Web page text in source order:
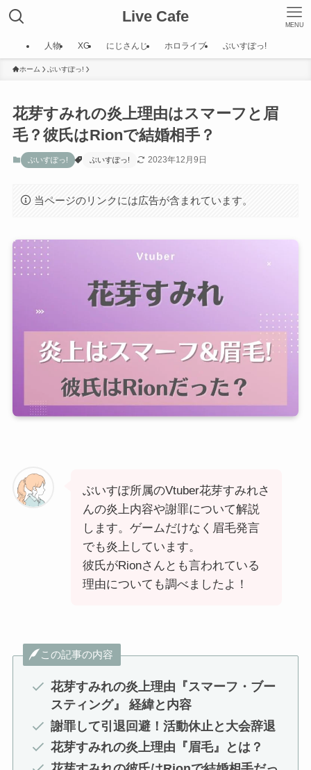
Live Cafe MENU
人物 XG にじさんじ ホロライブ ぶいすぽっ!
ホーム ぶいすぽっ!
花芽すみれの炎上理由はスマーフと眉
毛？彼氏はRionで結婚相手？
ぶいすぽっ! ぶいすぽっ! 2023年12月9日
当ページのリンクには広告が含まれています。
ぶいすぽ所属のVtuber花芽すみれさ
んの炎上内容や謝罪について解説
します。ゲームだけなく眉毛発言
でも炎上しています。
彼氏がRionさんとも言われている
理由についても調べましたよ！
この記事の内容
花芽すみれの炎上理由『スマーフ・ブー
スティング』 経緯と内容
謝罪して引退回避！活動休止と大会辞退
花芽すみれの炎上理由『眉毛』とは？